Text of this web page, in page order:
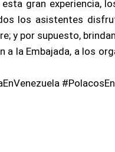
gran experiencia,
los asistentes
y por supuesto,
a la Embajada, a los